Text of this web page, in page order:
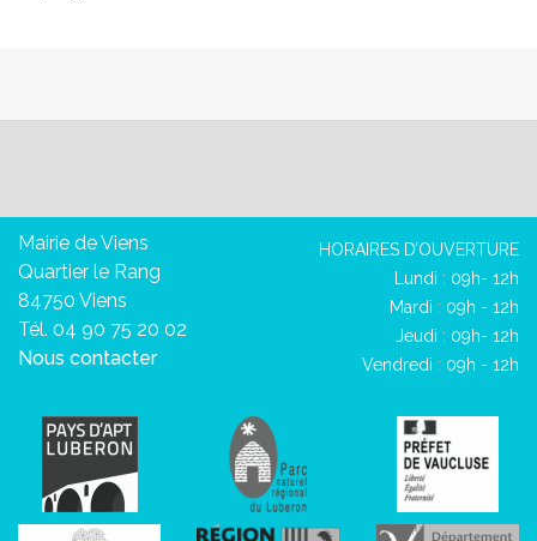
Mairie de Viens
Quartier le Rang
84750 Viens
Tél. 04 90 75 20 02
Nous contacter
HORAIRES D’OUVERTURE
Lundi : 09h- 12h
Mardi : 09h - 12h
Jeudi : 09h- 12h
Vendredi : 09h - 12h